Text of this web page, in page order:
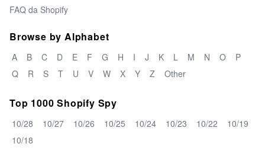
FAQ da Shopify
Browse by Alphabet
A B C D E F G H I J K L M N O
P
Q
R S T U V W X Y Z Other
Top 1000 Shopify Spy
10/28 10/27 10/26 10/25 10/24 10/23 10/22
10/19
10/18